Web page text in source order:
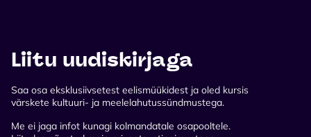
Liitu uudiskirjaga
Saa osa eksklusiivsetest eelismüükidest ja oled kursis
värskete kultuuri- ja meelelahutussündmustega.
Me ei jaga infot kunagi kolmandatale osapooltele.